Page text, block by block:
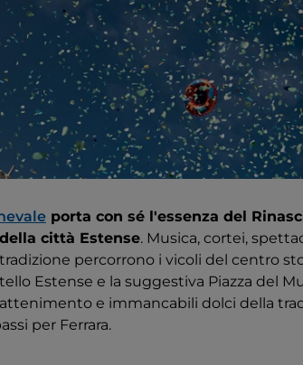
porta con sé l'essenza del
città Estense. Musica, cortei,
percorrono i vicoli del centro
Estense e la suggestiva Piazza del
e immancabili dolci della
per Ferrara.